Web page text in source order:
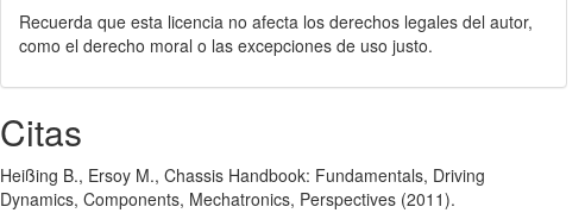
Recuerda que esta licencia no afecta los derechos legales del autor,
como el derecho moral o las excepciones de uso justo.
Citas
Heißing B., Ersoy M., Chassis Handbook: Fundamentals, Driving
Dynamics, Components, Mechatronics, Perspectives (2011).